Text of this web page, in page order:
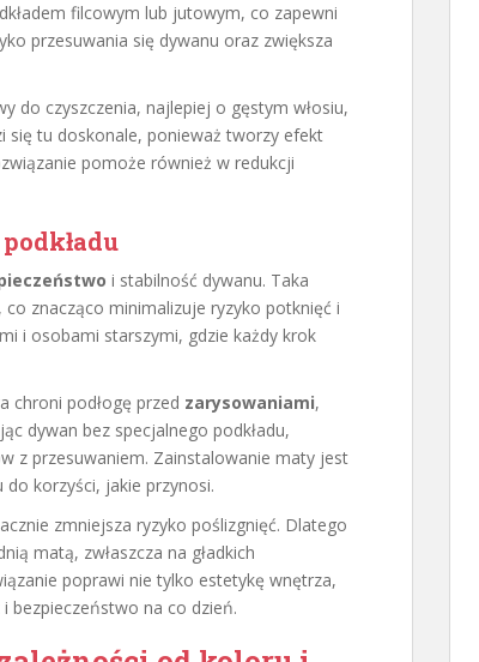
filcowym lub jutowym, co zapewni
przesuwania się dywanu oraz zwiększa
do czyszczenia, najlepiej o gęstym włosiu,
się tu doskonale, ponieważ tworzy efekt
pomoże również w redukcji
i stabilność dywanu. Taka
znacząco minimalizuje ryzyko potknięć i
i osobami starszymi, gdzie każdy krok
chroni podłogę przed zarysowaniami,
dywan bez specjalnego podkładu,
z przesuwaniem. Zainstalowanie maty jest
korzyści, jakie przynosi.
zmniejsza ryzyko poślizgnięć. Dlatego
matą, zwłaszcza na gładkich
poprawi nie tylko estetykę wnętrza,
bezpieczeństwo na co dzień.